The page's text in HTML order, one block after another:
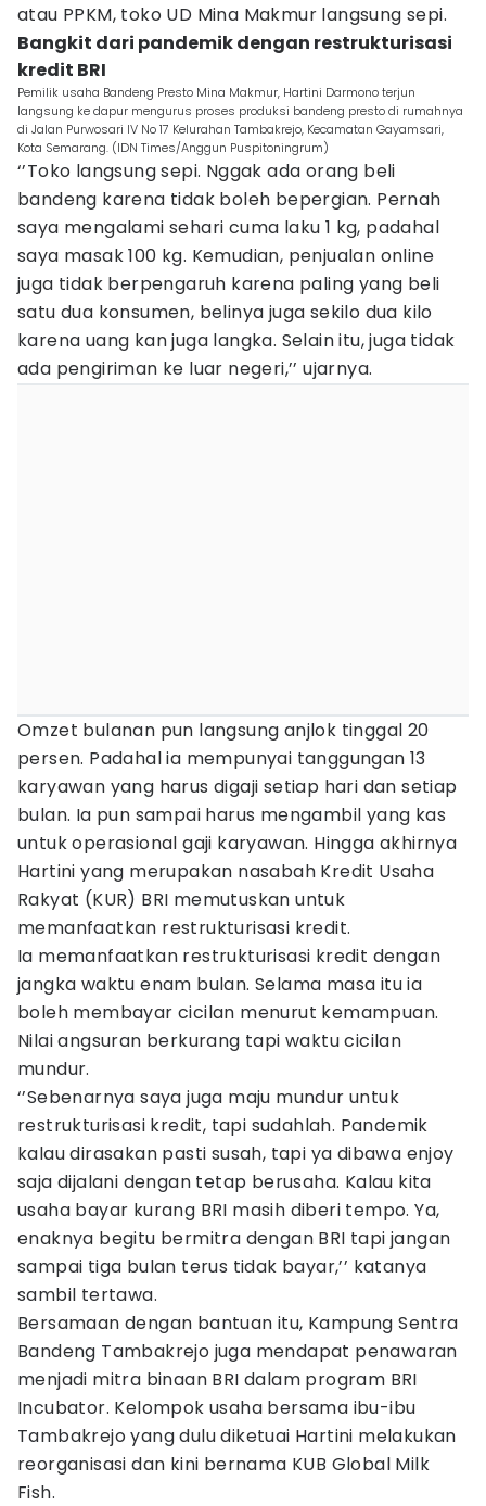
atau PPKM, toko UD Mina Makmur langsung sepi.
Bangkit dari pandemik dengan restrukturisasi
kredit BRI
Pemilik usaha Bandeng Presto Mina Makmur, Hartini Darmono terjun
langsung ke dapur mengurus proses produksi bandeng presto di rumahnya
di Jalan Purwosari IV No 17 Kelurahan Tambakrejo, Kecamatan Gayamsari,
Kota Semarang. (IDN Times/Anggun Puspitoningrum)
‘’Toko langsung sepi. Nggak ada orang beli
bandeng karena tidak boleh bepergian. Pernah
saya mengalami sehari cuma laku 1 kg, padahal
saya masak 100 kg. Kemudian, penjualan online
juga tidak berpengaruh karena paling yang beli
satu dua konsumen, belinya juga sekilo dua kilo
karena uang kan juga langka. Selain itu, juga tidak
ada pengiriman ke luar negeri,’’ ujarnya.
Omzet bulanan pun langsung anjlok tinggal 20
persen. Padahal ia mempunyai tanggungan 13
karyawan yang harus digaji setiap hari dan setiap
bulan. Ia pun sampai harus mengambil yang kas
untuk operasional gaji karyawan. Hingga akhirnya
Hartini yang merupakan nasabah Kredit Usaha
Rakyat (KUR) BRI memutuskan untuk
memanfaatkan restrukturisasi kredit.
Ia memanfaatkan restrukturisasi kredit dengan
jangka waktu enam bulan. Selama masa itu ia
boleh membayar cicilan menurut kemampuan.
Nilai angsuran berkurang tapi waktu cicilan
mundur.
‘’Sebenarnya saya juga maju mundur untuk
restrukturisasi kredit, tapi sudahlah. Pandemik
kalau dirasakan pasti susah, tapi ya dibawa enjoy
saja dijalani dengan tetap berusaha. Kalau kita
usaha bayar kurang BRI masih diberi tempo. Ya,
enaknya begitu bermitra dengan BRI tapi jangan
sampai tiga bulan terus tidak bayar,’’ katanya
sambil tertawa.
Bersamaan dengan bantuan itu, Kampung Sentra
Bandeng Tambakrejo juga mendapat penawaran
menjadi mitra binaan BRI dalam program BRI
Incubator. Kelompok usaha bersama ibu-ibu
Tambakrejo yang dulu diketuai Hartini melakukan
reorganisasi dan kini bernama KUB Global Milk
Fish.